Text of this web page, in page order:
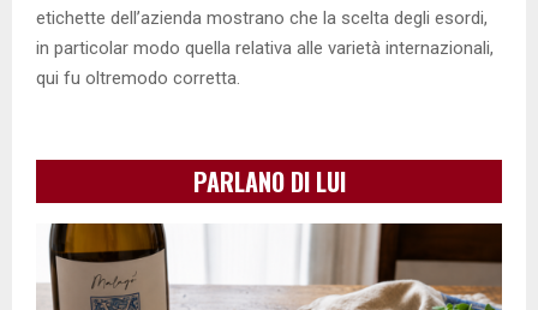
etichette dell’azienda mostrano che la scelta degli esordi,
in particolar modo quella relativa alle varietà internazionali,
qui fu oltremodo corretta.
PARLANO DI LUI